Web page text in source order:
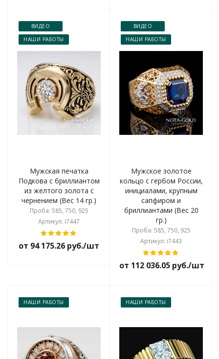
ВИДЕО
НАШИ РАБОТЫ
Мужская печатка
Подкова с бриллиантом
из желтого золота с
чернением (Вес 14 гр.)
Проба: 585, 750, 925
Артикул: i7447
от 94 175.26 руб./шт
ВИДЕО
НАШИ РАБОТЫ
Мужское золотое
кольцо с гербом России,
инициалами, крупным
сапфиром и
бриллиантами (Вес 20
гр.)
Проба: 585, 750, 925
Артикул: i7443
от 112 036.05 руб./шт
НАШИ РАБОТЫ НАШИ РАБОТЫ